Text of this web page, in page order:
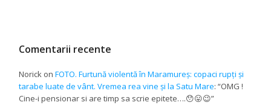
Comentarii recente
Norick onFOTO. Furtună violentă în Maramureș: copaci rupți și
tarabe luate de vânt. Vremea rea vine și la Satu Mare: “OMG !
Cine-i pensionar si are timp sa scrie epitete….😯😛😉”